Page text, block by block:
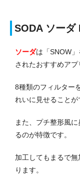
SODA ソー
ソーダは「SNOW
されたおすすめアプ
8種類のフィルター
れいに見せることが
また、プチ整形風
るのが特徴です。
加工してもまるで
ります。